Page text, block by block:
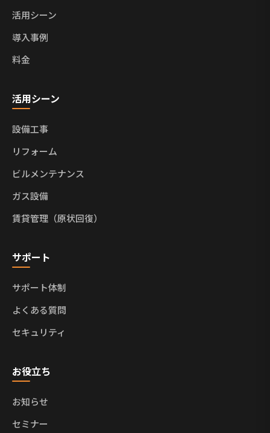
活用シーン
導入事例
料金
活用シーン
設備工事
リフォーム
ビルメンテナンス
ガス設備
賃貸管理（原状回復）
サポート
サポート体制
よくある質問
セキュリティ
お役立ち
お知らせ
セミナー